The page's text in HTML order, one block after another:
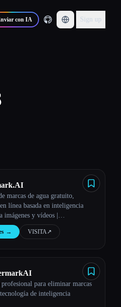
con IA Sign up
marcas de agua gratuito,
línea basada en inteligencia
y vídeos |
→ VISITA↗︎
para eliminar marcas
de inteligencia